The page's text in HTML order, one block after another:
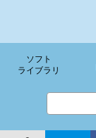
ソフト
ライブラリ